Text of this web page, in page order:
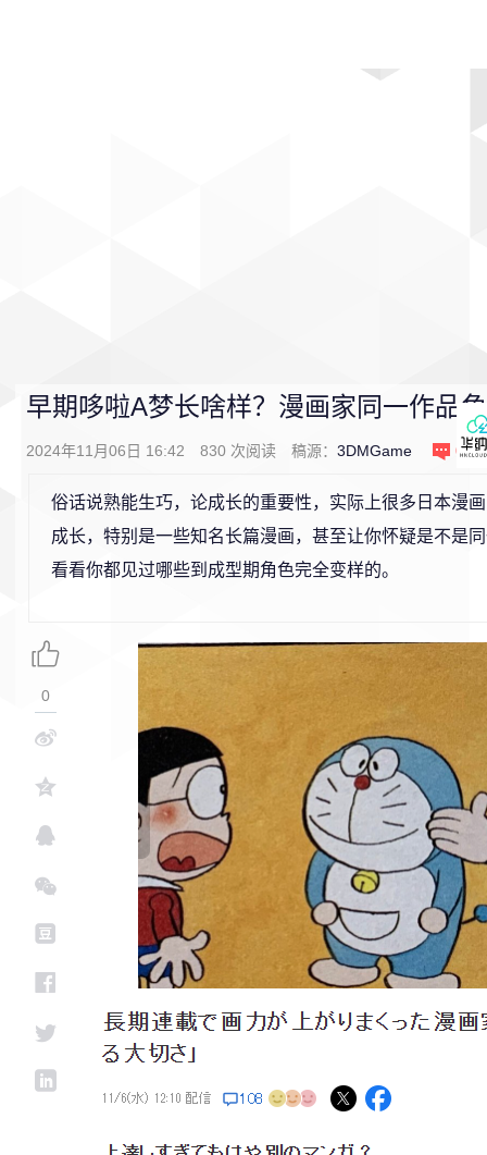
早期哆啦A梦长啥样？漫画家同一作品
2024年11月06日 16:42 830 次阅读 稿源： 3DMGame 0条
俗话说熟能生巧，论成长的重要性，实际上很多日本漫
成长，特别是一些知名长篇漫画，甚至让你怀疑是不是
看看你都见过哪些到成型期角色完全变样的。
0